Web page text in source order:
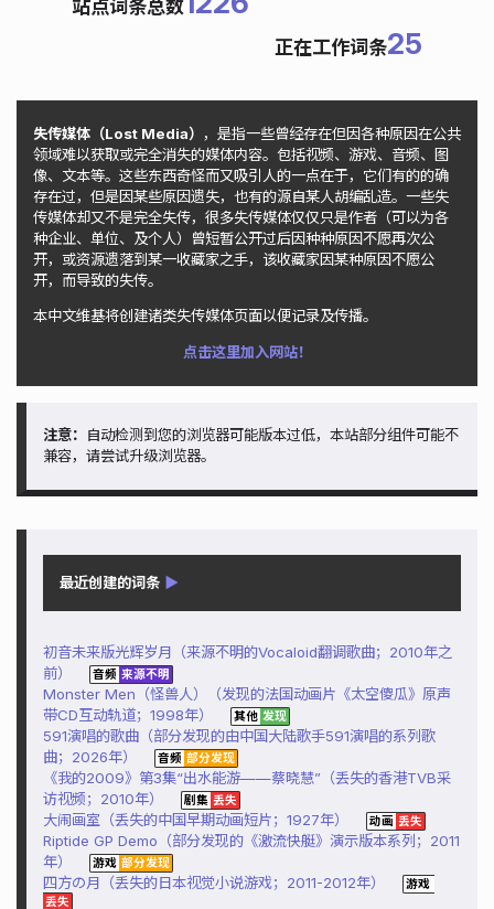
站点词条总数
正在工作词条25
失传媒体（Lost Media）
，是指一些曾经存在但因各种原因在公共
领域难以获取或完全消失的媒体内容。包括视频、游戏、音频、图
像、文本等。这些东西奇怪而又吸引人的一点在于，它们有的的确
存在过，但是因某些原因遗失，也有的源自某人胡编乱造。一些失
传媒体却又不是完全失传，很多失传媒体仅仅只是作者（可以为各
种企业、单位、及个人）曾短暂公开过后因种种原因不愿再次公
开，或资源遗落到某一收藏家之手，该收藏家因某种原因不愿公
开，而导致的失传。
本中文维基将创建诸类失传媒体页面以便记录及传播。
点击这里加入网站！
注意：
自动检测到您的浏览器可能版本过低，本站部分组件可能不
兼容，请尝试升级浏览器。
最近创建的词条 ▶
初音未来版光辉岁月（来源不明的Vocaloid翻调歌曲；2010年之
前）
Monster Men（怪兽人）（发现的法国动画片《太空傻瓜》原声
带CD互动轨道；1998年）
591演唱的歌曲（部分发现的由中国大陆歌手591演唱的系列歌
曲；2026年）
《我的2009》第3集“出水能游——蔡晓慧”（丢失的香港TVB采
访视频；2010年）
大闹画室（丢失的中国早期动画短片；1927年）
Riptide GP Demo（部分发现的《激流快艇》演示版本系列；2011
年）
四方の月（丢失的日本视觉小说游戏；2011-2012年）